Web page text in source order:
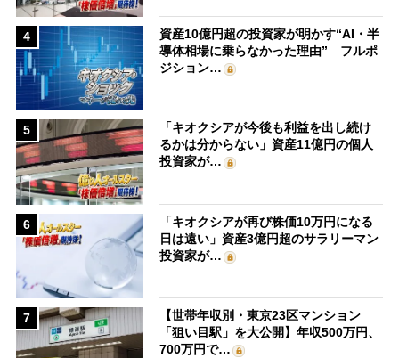
4
資産10億円超の投資家が明かす“AI・半
導体相場に乗らなかった理由” フルポ
ジション…
5
「キオクシアが今後も利益を出し続け
るかは分からない」資産11億円の個人
投資家が…
6
「キオクシアが再び株価10万円になる
日は遠い」資産3億円超のサラリーマン
投資家が…
7
【世帯年収別・東京23区マンション
「狙い目駅」を大公開】年収500万円、
700万円で…